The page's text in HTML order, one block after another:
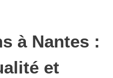
à Nantes :
et